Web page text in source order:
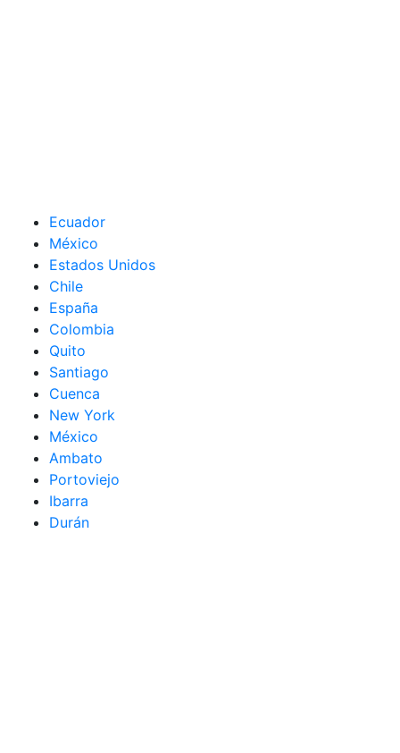
Ecuador
México
Estados Unidos
Chile
España
Colombia
Quito
Santiago
Cuenca
New York
México
Ambato
Portoviejo
Ibarra
Durán